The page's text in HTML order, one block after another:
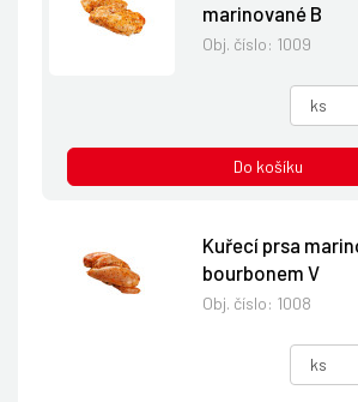
marinované B
Obj. číslo: 1009
Do košíku
Kuřecí prsa
bourbonem V
Obj. číslo: 1008